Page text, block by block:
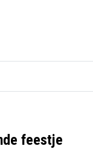
feestje